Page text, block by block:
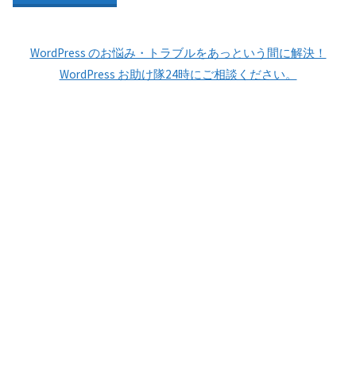
能
WordPress のお悩み・トラブルをあっという間に解決！
WordPress お助け隊24時にご相談ください。